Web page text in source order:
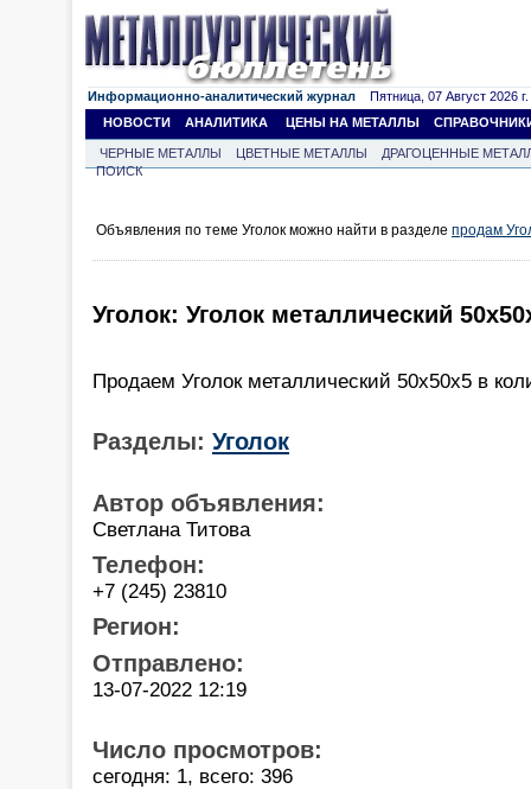
Информационно-аналитический журнал Пятница, 07 Август 2026 г.
НОВОСТИ
АНАЛИТИКА ЦЕНЫ НА МЕТАЛЛЫ
ЧЕРНЫЕ МЕТАЛЛЫ ЦВЕТНЫЕ МЕТАЛЛЫ
ДРАГОЦЕННЫЕ
ПОИСК
Объявления по теме Уголок можно найти в разделе продам
Уголок: Уголок металлический
Продаем Уголок металлический 50х50х5 в
Разделы: Уголок
Автор объявления:
Светлана Титова
Телефон:
+7 (245) 23810
Регион:
Отправлено:
13-07-2022 12:19
Число просмотров:
сегодня: 1, всего: 396